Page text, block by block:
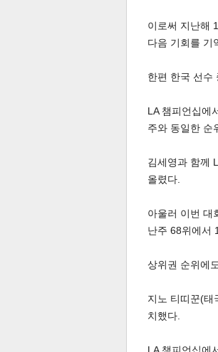
이로써 지난해
다음 기회를 기
한편 한국 선수
LA 챔피언십에
주와 동일한 순
김세영과 함께
올렸다.
아울러 이번 대
난주 68위에서
상위권 순위에
지노 티띠꾼(태
치했다.